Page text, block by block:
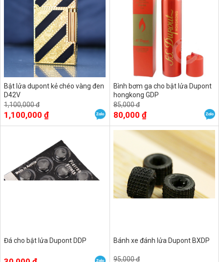
Bật lửa dupont kẻ chéo vàng đen
D42V
1,100,000 đ
1,100,000 ₫
Bình bơm ga cho bật lửa Dupont
hongkong GDP
85,000 đ
80,000 ₫
Đá cho bật lửa Dupont DDP Bánh xe đánh lửa Dupont BXDP
95,000 đ